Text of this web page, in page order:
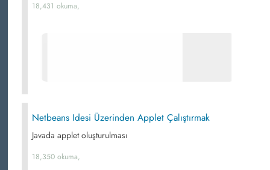
18,431 okuma,
Netbeans Idesi Üzerinden Applet Çalıştırmak
Javada applet oluşturulması
18,350 okuma,